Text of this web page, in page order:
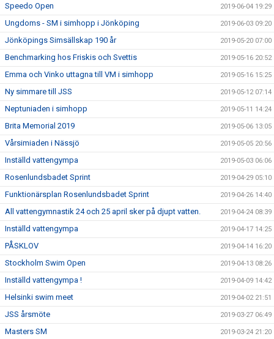
Speedo Open 2019-06-04 19:29
Ungdoms - SM i simhopp i Jönköping 2019-06-03 09:20
Jönköpings Simsällskap 190 år 2019-05-20 07:00
Benchmarking hos Friskis och Svettis 2019-05-16 20:52
Emma och Vinko uttagna till VM i simhopp 2019-05-16 15:25
Ny simmare till JSS 2019-05-12 07:14
Neptuniaden i simhopp 2019-05-11 14:24
Brita Memorial 2019 2019-05-06 13:05
Vårsimiaden i Nässjö 2019-05-05 20:56
Inställd vattengympa 2019-05-03 06:06
Rosenlundsbadet Sprint 2019-04-29 05:10
Funktionärsplan Rosenlundsbadet Sprint 2019-04-26 14:40
All vattengymnastik 24 och 25 april sker på djupt vatten. 2019-04-24 08:39
Inställd vattengympa 2019-04-17 14:25
PÅSKLOV 2019-04-14 16:20
Stockholm Swim Open 2019-04-13 08:26
Inställd vattengympa ! 2019-04-09 14:42
Helsinki swim meet 2019-04-02 21:51
JSS årsmöte 2019-03-27 06:49
Masters SM 2019-03-24 21:20